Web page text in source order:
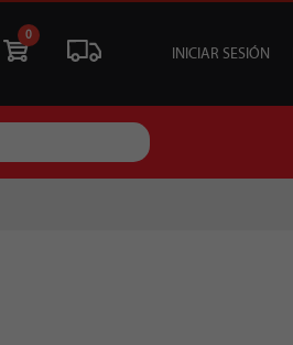
TU EVENTO
0
INICIAR SESIÓN